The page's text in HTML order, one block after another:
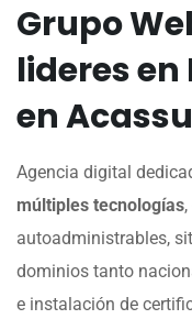
Grupo
lideres en
en
Agencia digital
múltiples tecnologías
autoadministrables,
dominios tanto
e instalación de